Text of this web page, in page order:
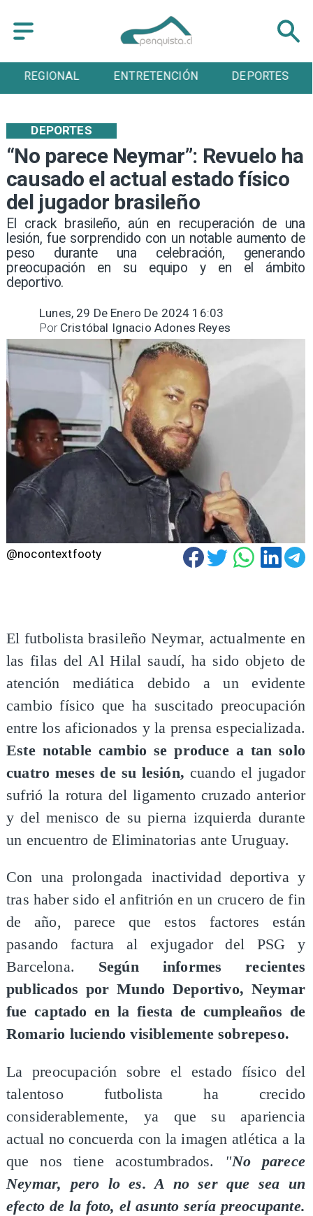
ENTRETENCIÓN DEPORTES CULTURA
“No parece Neymar”: Revuelo ha
causado el actual estado físico
del jugador brasileño
​El crack brasileño, aún en recuperación de una
lesión, fue sorprendido con un notable aumento de
peso durante una celebración, generando
preocupación en su equipo y en el ámbito
deportivo.
DEPORTES
Lunes, 29 De Enero De 2024 16:03
Cristóbal Ignacio Adones Reyes
Por
@nocontextfooty
El futbolista brasileño Neymar, actualmente en
las filas del Al Hilal saudí, ha sido objeto de
atención mediática debido a un evidente
cambio físico que ha suscitado preocupación
entre los aficionados y la prensa especializada.
Este notable cambio se produce a tan solo
cuatro meses de su lesión, cuando el jugador
sufrió la rotura del ligamento cruzado anterior
y del menisco de su pierna izquierda durante
un encuentro de Eliminatorias ante Uruguay.
Con una prolongada inactividad deportiva y
tras haber sido el anfitrión en un crucero de fin
de año, parece que estos factores están
pasando factura al exjugador del PSG y
Barcelona. Según informes recientes
publicados por Mundo Deportivo, Neymar
fue captado en la fiesta de cumpleaños de
Romario luciendo visiblemente sobrepeso.
La preocupación sobre el estado físico del
talentoso futbolista ha crecido
considerablemente, ya que su apariencia
actual no concuerda con la imagen atlética a la
que nos tiene acostumbrados. "No parece
Neymar, pero lo es. A no ser que sea un
efecto de la foto, el asunto sería preocupante.